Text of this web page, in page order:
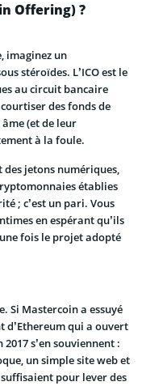
Offering) ?
imaginez un
stéroïdes. L’ICO est le
au circuit bancaire
des fonds de
(et de leur
à la foule.
des jetons numériques,
établies
; c’est un pari. Vous
en espérant qu’ils
fois le projet adopté
Si Mastercoin a essuyé
d’Ethereum qui a ouvert
s’en souviennent :
un simple site web et
pour lever des